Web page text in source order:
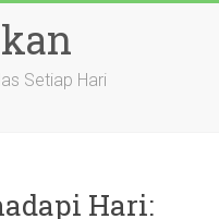
Setiap Hari
Hari: